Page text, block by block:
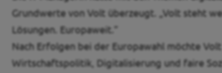
Grundwerte von Volt überzeugt. „Volt steht
Lösungen. Europaweit.”
Nach Erfolgen bei der Europawahl möchte
Wirtschaftspolitik, Digitalisierung und faire